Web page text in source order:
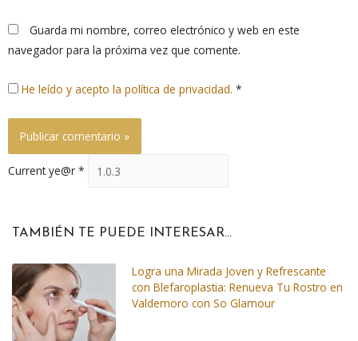
Guarda mi nombre, correo electrónico y web en este
navegador para la próxima vez que comente.
He leído y acepto la política de privacidad. *
Current ye@r *
TAMBIÉN TE PUEDE INTERESAR...
Logra una Mirada Joven y Refrescante
con Blefaroplastia: Renueva Tu Rostro en
Valdemoro con So Glamour